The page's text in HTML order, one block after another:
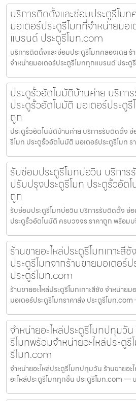
บริการติดตั้งและซ่อมประตูรีโมท
มอเตอร์ประตูรีโมทที่จำหน่ายมอ
แบรนด์ ประตูรีโมท.com
บริการติดตั้งและซ่อมประตูรีโมทคลองเตย ร้
จำหน่ายมอเตอร์ประตูรีโมททุกแบรนด์ ประ
ประตูรั้วอัตโนมัติบ้านค่าย บริกา
ประตูรั้วอัตโนมัติ มอเตอร์ประตู
ถูก
ประตูรั้วอัตโนมัติบ้านค่าย บริการรับติดตั้ง ซ่
รีโมท ประตูรั้วอัตโนมัติ มอเตอร์ประตูรีโมท
รับซ่อมประตูรีโมทบ่อวิน บริกา
ปรับปรุงประตูรีโมท ประตูรั้วอัต
ถูก
รับซ่อมประตูรีโมทบ่อวิน บริการรับติดตั้ง ซ่
ประตูรั้วอัตโนมัติ ครบวงจร ราคาถูก พร้อม
ร้านขายอะไหล่ประตูรีโมทเกาะสี
ประตูรีโมทจากร้านขายมอเตอร์
ประตูรีโมท.com
ร้านขายอะไหล่ประตูรีโมทเกาะสีชัง จำหน่าย
มอเตอร์ประตูรีโมทราคาส่ง ประตูรีโมท
จำหน่ายอะไหล่ประตูรีโมทปทุมวั
รีโมทพร้อมจำหน่ายอะไหล่ประตู
รีโมท.com
จำหน่ายอะไหล่ประตูรีโมทปทุมวัน ร้านขายอ
อะไหล่ประตูรีโมททุกชิ้น ประตูรีโมท.com —